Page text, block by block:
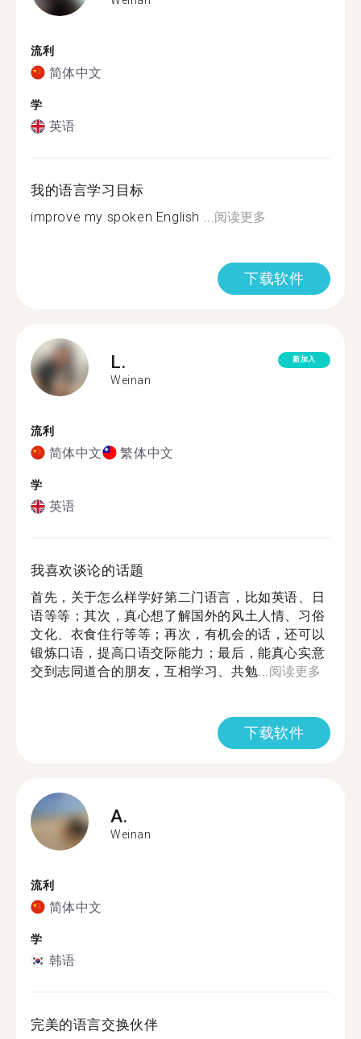
流利
简体中文
学
英语
我的语言学习目标
improve my spoken English ...阅读更多
下载软件
L.
Weinan
新加入
流利
简体中文 繁体中文
学
英语
我喜欢谈论的话题
首先，关于怎么样学好第二门语言，比如英语、日
语等等；其次，真心想了解国外的风土人情、习俗
文化、衣食住行等等；再次，有机会的话，还可以
锻炼口语，提高口语交际能力；最后，能真心实意
交到志同道合的朋友，互相学习、共勉...阅读更多
下载软件
A.
Weinan
流利
简体中文
学
韩语
完美的语言交换伙伴